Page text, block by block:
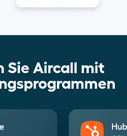
Sie Aircall mit